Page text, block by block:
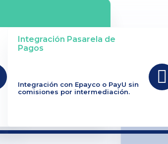
Integración Pasarela de
Pagos
Integración con Epayco o PayU sin
comisiones por intermediación.